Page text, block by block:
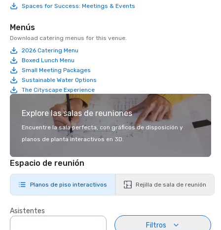
Spaces for Success: Meetings & Events
Menús
Download catering menus for this venue.
2026 Catering Menu
Boxed Lunch Menu
Small Meeting Packages
Sustainable Water Options
The Cityscape Experience
Explore las salas de reuniones
Encuentre la sala perfecta, con gráficos de disposición y
planos de planta interactivos en 3D.
Espacio de reunión
Planos de piso interactivos Rejilla de sala de reunión
Asistentes
Filtros